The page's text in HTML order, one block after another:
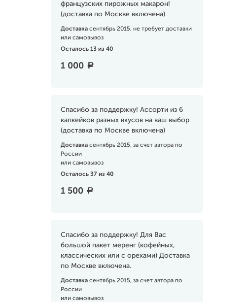
французских пирожных макарон!
(доставка по Москве включена)
Доставка сентябрь 2015, не требует доставки
или самовывоз
Осталось 13 из 40
1 000 a
Cпасибо за поддержку! Ассорти из 6
капкейков разных вкусов на ваш выбор
(доставка по Москве включена)
Доставка сентябрь 2015, за счет автора по
России
или самовывоз
Осталось 37 из 40
1 500 a
Спасибо за поддержку! Для Вас
большой пакет меренг (кофейных,
классических или с орехами) Доставка
по Москве включена.
Доставка сентябрь 2015, за счет автора по
России
или самовывоз